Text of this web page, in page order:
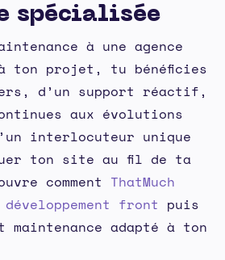
spécialisée
à une agence
ton projet, tu bénéficies
d’un support réactif,
aux évolutions
interlocuteur unique
ton site au fil de ta
comment ThatMuch
front puis
adapté à ton